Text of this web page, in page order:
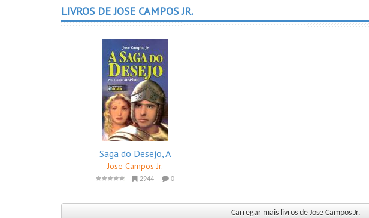
LIVROS DE JOSE CAMPOS JR.
Saga do Desejo, A
Jose Campos Jr.
2944 0
Carregar mais livros de Jose Campos Jr.